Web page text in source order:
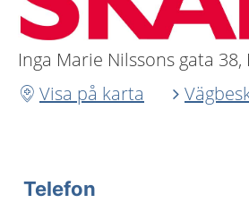
Inga Marie Nilssons gata
Visa på karta
Telefon